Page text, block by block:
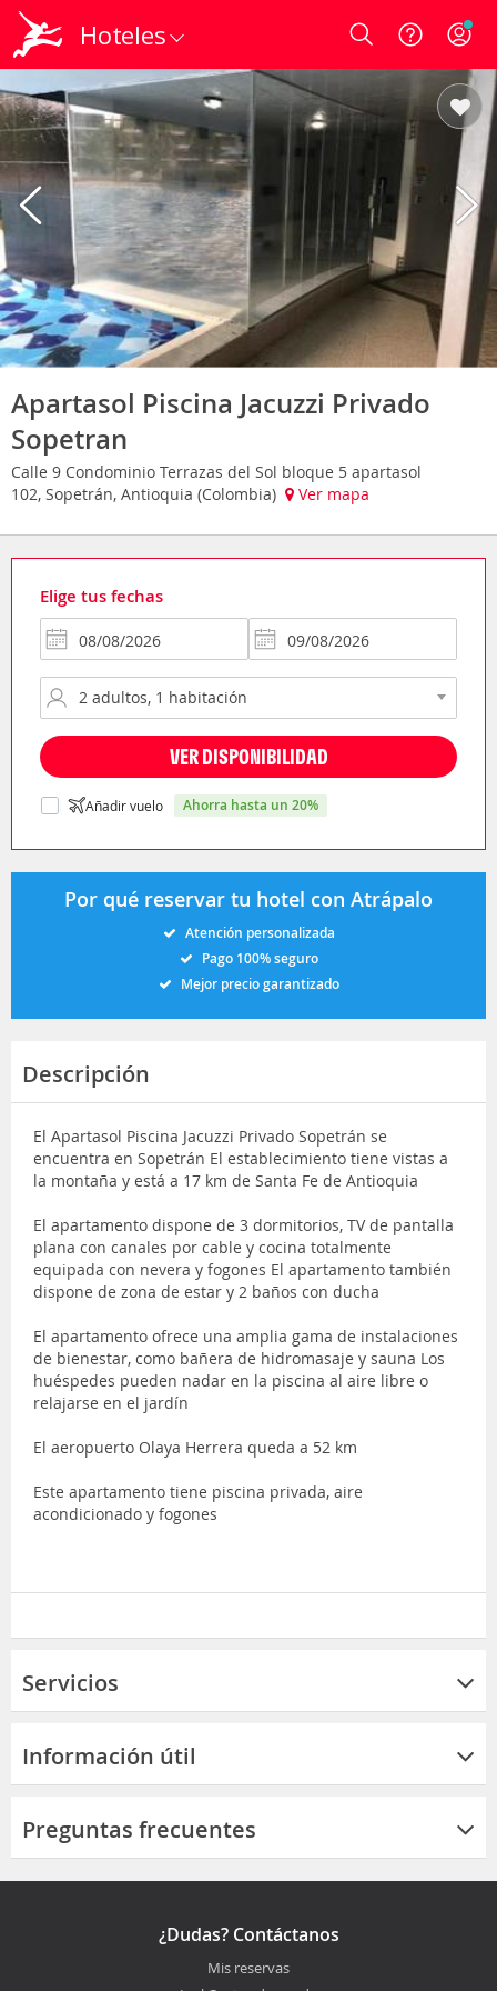
Hoteles Login
Apartasol Piscina Jacuzzi Privado
Sopetran
Calle 9 Condominio Terrazas del Sol bloque 5 apartasol
102, Sopetrán, Antioquia (Colombia)
Ver mapa
Elige tus fechas
VER DISPONIBILIDAD
Añadir vuelo ahorra hasta un 20%
Por qué reservar tu hotel con Atrápalo
Atención personalizada
Pago 100% seguro
Mejor precio garantizado
Descripción
El Apartasol Piscina Jacuzzi Privado Sopetrán se
encuentra en Sopetrán El establecimiento tiene vistas a
la montaña y está a 17 km de Santa Fe de Antioquia
El apartamento dispone de 3 dormitorios, TV de pantalla
plana con canales por cable y cocina totalmente
equipada con nevera y fogones El apartamento también
dispone de zona de estar y 2 baños con ducha
El apartamento ofrece una amplia gama de instalaciones
de bienestar, como bañera de hidromasaje y sauna Los
huéspedes pueden nadar en la piscina al aire libre o
relajarse en el jardín
El aeropuerto Olaya Herrera queda a 52 km
Este apartamento tiene piscina privada, aire
acondicionado y fogones
Servicios
Información útil
Preguntas frecuentes
¿Dudas? Contáctanos
Mis reservas